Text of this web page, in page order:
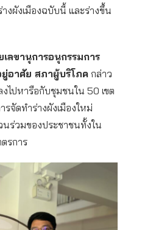
งผังเมืองฉบับนี้ และร่างขึ้น
ลขานุการอนุกรรมการ
อาศัย สภาผู้บริโภค กล่าว
ไปหารือกับชุมชนใน 50 เขต
รจัดทำร่างผังเมืองใหม่
ร่วมของประชาชนทั้งใน
รการ